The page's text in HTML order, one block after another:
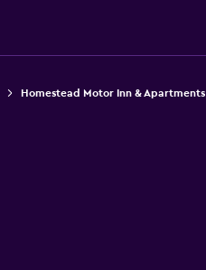
Homestead Motor Inn & Apartments